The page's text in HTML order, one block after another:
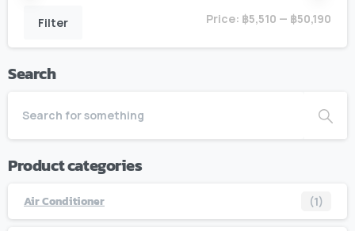
Filter Price: ฿5,510 — ฿50,190
Search
Product categories
Air Conditioner (1)